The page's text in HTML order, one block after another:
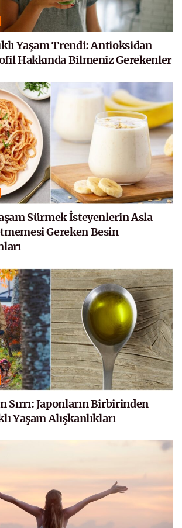
Yaşam Trendi: Antioksidan
Hakkında Bilmeniz Gerekenler
Sürmek İsteyenlerin Asla
Gereken Besin
Sırrı: Japonların Birbirinden
Yaşam Alışkanlıkları